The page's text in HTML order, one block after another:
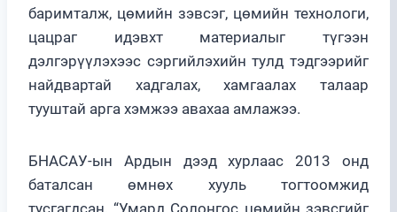
баримталж, цөмийн зэвсэг, цөмийн технологи,
цацраг идэвхт материалыг түгээн
дэлгэрүүлэхээс сэргийлэхийн тулд тэдгээрийг
найдвартай хадгалах, хамгаалах талаар
тууштай арга хэмжээ авахаа амлажээ.
БНАСАУ-ын Ардын дээд хурлаас 2013 онд
баталсан өмнөх хууль тогтоомжид
тусгагдсан, “Умард Солонгос цөмийн зэвсгийг